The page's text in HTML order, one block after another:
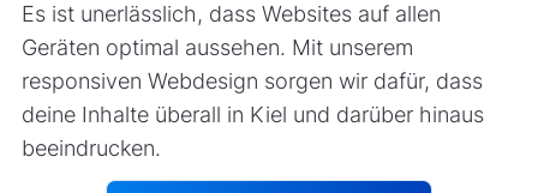
Es ist unerlässlich, dass Websites auf allen
Geräten optimal aussehen. Mit unserem
responsiven Webdesign sorgen wir dafür, dass
deine Inhalte überall in Kiel und darüber hinaus
beeindrucken.